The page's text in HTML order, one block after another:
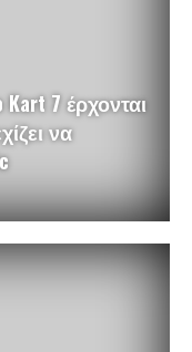
7 έρχονται
να